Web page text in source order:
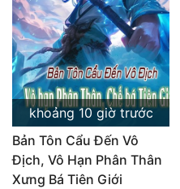
Đô Thị
Đông Phương
Đông Phương Huyền Huyễn
Đồng Nhân
Cẩu Đạo Trường Sinh
khoảng 10 giờ trước
Bản Tôn Cẩu Đến Vô
Địch, Vô Hạn Phân Thân
Xưng Bá Tiên Giới